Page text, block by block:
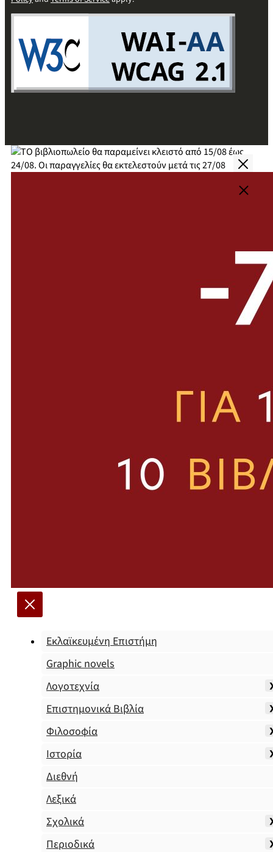
Εκλαϊκευμένη Επιστήμη
Graphic novels
Λογοτεχνία
Επιστημονικά Βιβλία
Φιλοσοφία
Ιστορία
Διεθνή
Λεξικά
Σχολικά
Περιοδικά